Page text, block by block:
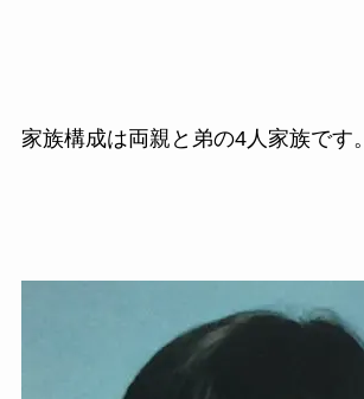
家族構成は両親と弟の4人家族です。